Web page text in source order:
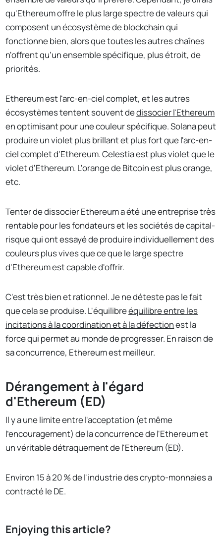
qu'Ethereum offre le plus large spectre de valeurs qui
composent un écosystème de blockchain qui
fonctionne bien, alors que toutes les autres chaînes
n'offrent qu'un ensemble spécifique, plus étroit, de
priorités.
Ethereum est l'arc-en-ciel complet, et les autres
écosystèmes tentent souvent dedissocier l'Ethereum
en optimisant pour une couleur spécifique. Solana peut
produire un violet plus brillant et plus fort que l'arc-en-
ciel complet d'Ethereum. Celestia est plus violet que le
violet d'Ethereum. L'orange de Bitcoin est plus orange,
etc.
Tenter de dissocier Ethereum a été une entreprise très
rentable pour les fondateurs et les sociétés de capital-
risque qui ont essayé de produire individuellement des
couleurs plus vives que ce que le large spectre
d'Ethereum est capable d'offrir.
C'est très bien et rationnel. Je ne déteste pas le fait
que cela se produise. L'équilibreéquilibre entre les
incitations à la coordination et à la défectionest la
force qui permet au monde de progresser. En raison de
sa concurrence, Ethereum est meilleur.
Dérangement à l'égard
d'Ethereum (ED)
Il y a une limite entre l'acceptation (et même
l'encouragement) de la concurrence de l'Ethereum et
un véritable détraquement de l'Ethereum (ED).
Environ 15 à 20 % de l'industrie des crypto-monnaies a
contracté le DE.
Enjoying this article?